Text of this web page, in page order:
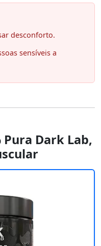
desconforto.
sensíveis a
Pura Dark Lab,